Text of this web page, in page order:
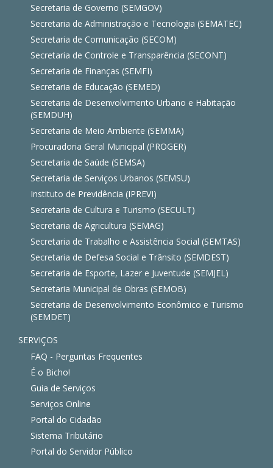
Secretaria de Governo (SEMGOV)
Secretaria de Administração e Tecnologia (SEMATEC)
Secretaria de Comunicação (SECOM)
Secretaria de Controle e Transparência (SECONT)
Secretaria de Finanças (SEMFI)
Secretaria de Educação (SEMED)
Secretaria de Desenvolvimento Urbano e Habitação
(SEMDUH)
Secretaria de Meio Ambiente (SEMMA)
Procuradoria Geral Municipal (PROGER)
Secretaria de Saúde (SEMSA)
Secretaria de Serviços Urbanos (SEMSU)
Instituto de Previdência (IPREVI)
Secretaria de Cultura e Turismo (SECULT)
Secretaria de Agricultura (SEMAG)
Secretaria de Trabalho e Assistência Social (SEMTAS)
Secretaria de Defesa Social e Trânsito (SEMDEST)
Secretaria de Esporte, Lazer e Juventude (SEMJEL)
Secretaria Municipal de Obras (SEMOB)
Secretaria de Desenvolvimento Econômico e Turismo
(SEMDET)
SERVIÇOS
FAQ - Perguntas Frequentes
É o Bicho!
Guia de Serviços
Serviços Online
Portal do Cidadão
Sistema Tributário
Portal do Servidor Público